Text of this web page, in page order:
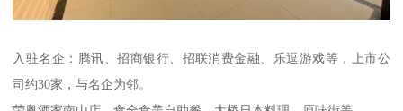
入驻名企：腾讯、招商银行、招联消费金融、乐逗游戏等，上市公
司约30家，与名企为邻。